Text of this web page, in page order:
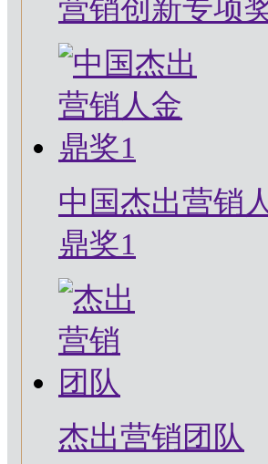
营销创新专项
中国杰出营销
鼎奖1
杰出营销团队